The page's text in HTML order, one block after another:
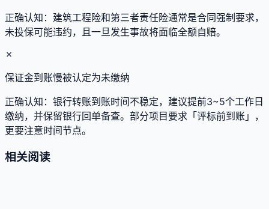
正确认知： 建筑工程险和第三者责任险通常是合同强制要求，
未投保可能违约，且一旦发生事故将面临全额自赔。
✗
保证金到账慢被认定为未缴纳
正确认知： 银行转账到账时间不稳定，建议提前3~5个工作日
缴纳，并保留银行回单备查。部分项目要求「评标前到账」，
更要注意时间节点。
相关阅读